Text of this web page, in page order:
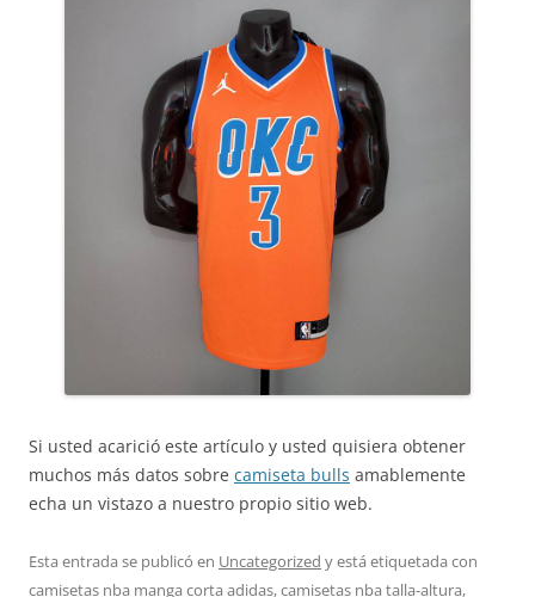
Si usted acarició este artículo y usted quisiera obtener
muchos más datos sobre camiseta bulls amablemente
echa un vistazo a nuestro propio sitio web.
Esta entrada se publicó en Uncategorized y está etiquetada con
camisetas nba manga corta adidas,camisetas nba talla-altura,